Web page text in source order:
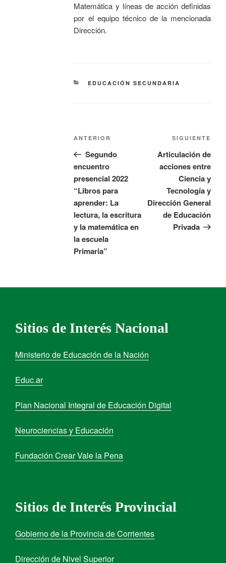
Matemática y líneas de acción definidas
por el equipo técnico de la mencionada
Dirección.
EDUCACIÓN SECUNDARIA
ANTERIOR
Segundo
encuentro
presencial 2022
“Libros para
aprender: La
lectura, la escritura
y la matemática en
la escuela
Primaria”
SIGUIENTE
Articulación de
acciones entre
Ciencia y
Tecnología y
Dirección General
de Educación
Privada
Sitios de Interés Nacional
Ministerio de Educación de la Nación
Educ.ar
Plan Nacional Integral de Educación Digital
Neurociencias y Educación
Fundación Crear Vale la Pena
Sitios de Interés Provincial
Gobierno de la Provincia de Corrientes
Dirección de Nivel Superior